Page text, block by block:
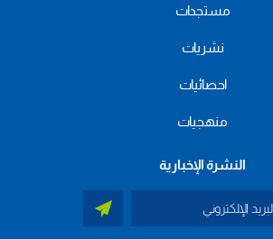
مستجدات
نشريات
احصائيات
منهجيات
النشرة الإخبارية